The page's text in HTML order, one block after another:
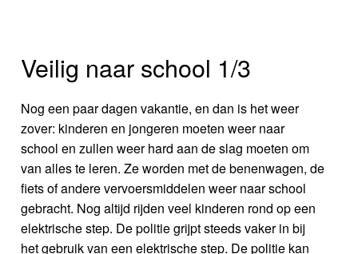
Veilig naar school 1/3
Nog een paar dagen vakantie, en dan is het weer
zover: kinderen en jongeren moeten weer naar
school en zullen weer hard aan de slag moeten om
van alles te leren. Ze worden met de benenwagen, de
fiets of andere vervoersmiddelen weer naar school
gebracht. Nog altijd rijden veel kinderen rond op een
elektrische step. De politie grijpt steeds vaker in bij
het gebruik van een elektrische step. De politie kan